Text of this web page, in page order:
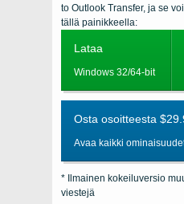
to Outlook Transfer, ja se
tällä painikkeella:
Lataa
Windows 32/64-bit
Osta osoitteesta
Avaa kaikki
* Ilmainen kokeiluversio
viestejä